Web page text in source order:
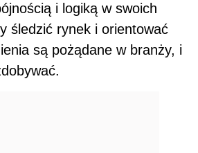
i logiką w swoich
śledzić rynek i orientować
są pożądane w branży, i